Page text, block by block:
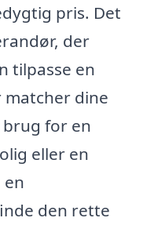
pris. Det
der
tilpasse en
matcher dine
for en
eller en
en
den rette